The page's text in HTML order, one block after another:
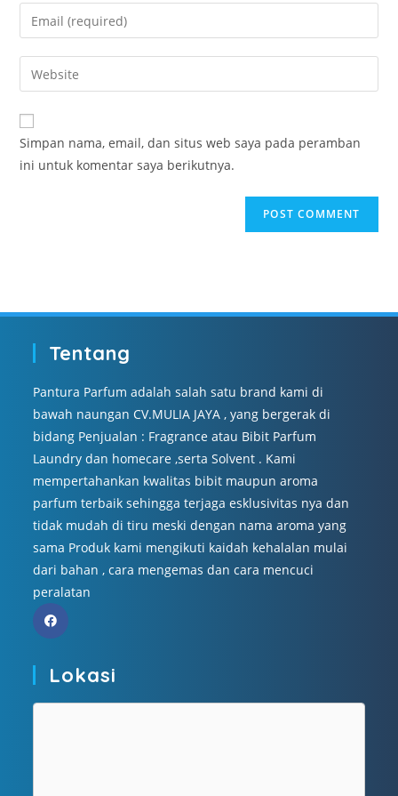
Simpan nama, email, dan situs web saya pada peramban
ini untuk komentar saya berikutnya.
Tentang
Pantura Parfum adalah salah satu brand kami di
bawah naungan CV.MULIA JAYA , yang bergerak di
bidang Penjualan : Fragrance atau Bibit Parfum
Laundry dan homecare ,serta Solvent . Kami
mempertahankan kwalitas bibit maupun aroma
parfum terbaik sehingga terjaga esklusivitas nya dan
tidak mudah di tiru meski dengan nama aroma yang
sama Produk kami mengikuti kaidah kehalalan mulai
dari bahan , cara mengemas dan cara mencuci
peralatan
Lokasi